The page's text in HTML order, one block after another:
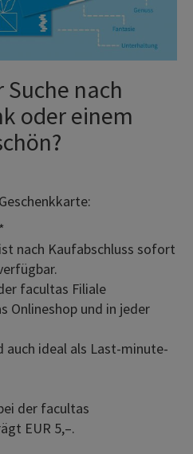
nach
oder einem
nach Kaufabschluss sofort
facultas Filiale
Onlineshop und in jeder
auch ideal als Last-minute-
der facultas
EUR 5,–.